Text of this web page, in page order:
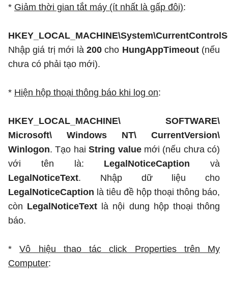
* Giảm thời gian tắt máy (ít nhất là gấp đôi):
Nhập giá trị mới là 200cho HungAppTimeout(nếu
chưa có phải tạo mới).
* Hiện hộp thoại thông báo khi log on:
HKEY_LOCAL_MACHINE\ SOFTWARE\
Microsoft\ Windows NT\ CurrentVersion\
Winlogon. Tạo haiString valuemới (nếu chưa có)
với tên là: LegalNoticeCaption và
LegalNoticeText. Nhập dữ liệu cho
LegalNoticeCaption là tiêu đề hộp thoại thông báo,
còn LegalNoticeText là nội dung hộp thoại thông
báo.
*Vô hiệu thao tác click Properties trên My
Computer: